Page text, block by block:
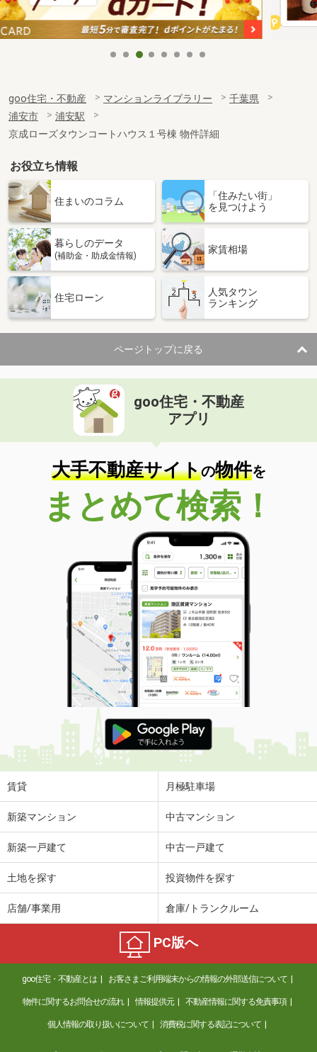
goo住宅・不動産 マンションライブラリー
千葉県
浦安市
浦安駅
京成ローズタウンコートハウス１号棟 物件詳細
お役立ち情報
住まいのコラム
「住みたい街」
を見つけよう
暮らしのデータ
(補助金・助成金情報)
家賃相場
住宅ローン
人気タウン
ランキング
ページトップに戻る
goo住宅・不動産
アプリ
大手不動産サイトの物件を
まとめて検索！
賃貸 月極駐車場
新築マンション 中古マンション
新築一戸建て 中古一戸建て
土地を探す 投資物件を探す
店舗/事業用 倉庫/トランクルーム
PC版へ
goo住宅・不動産とは お客さまご利用端末からの情報の外部送信について
物件に関するお問合せの流れ 情報提供元 不動産情報に関する免責事項
個人情報の取り扱いについて 消費税に関する表記について